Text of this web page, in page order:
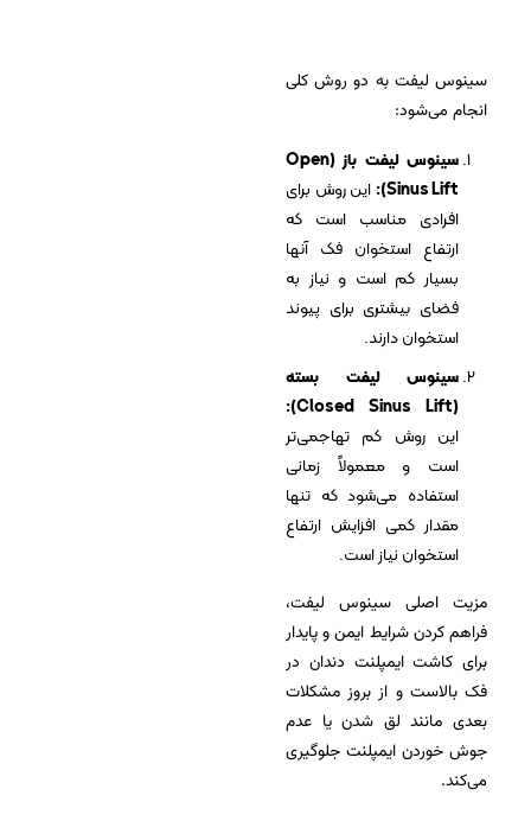
سینوس لیفت به دو روش کلی
انجام می‌شود:
سینوس لیفت باز (Open
Sinus Lift): این روش برای
افرادی مناسب است که
ارتفاع استخوان فک آنها
بسیار کم است و نیاز به
فضای بیشتری برای پیوند
استخوان دارند.
سینوس لیفت بسته
(Closed Sinus Lift):
این روش کم تهاجمی‌تر
است و معمولاً زمانی
استفاده می‌شود که تنها
مقدار کمی افزایش ارتفاع
استخوان نیاز است.
مزیت اصلی سینوس لیفت،
فراهم کردن شرایط ایمن و پایدار
برای کاشت ایمپلنت دندان در
فک بالاست و از بروز مشکلات
بعدی مانند لق شدن یا عدم
جوش خوردن ایمپلنت جلوگیری
می‌کند.